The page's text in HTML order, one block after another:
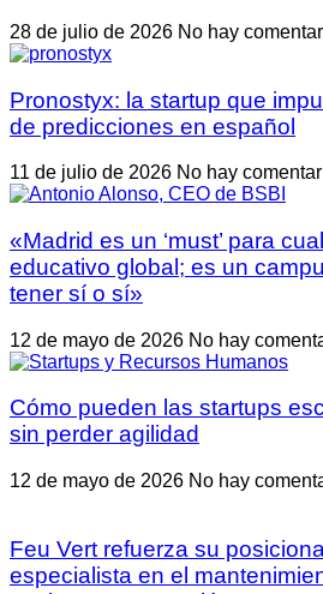
28 de julio de 2026 No hay
Pronostyx: la startup que
de predicciones en español
11 de julio de 2026 No hay
«Madrid es un ‘must’ para
educativo global; es un
tener sí o sí»
12 de mayo de 2026 No hay
Cómo pueden las startups
sin perder agilidad
12 de mayo de 2026 No hay
Feu Vert refuerza su
especialista en el